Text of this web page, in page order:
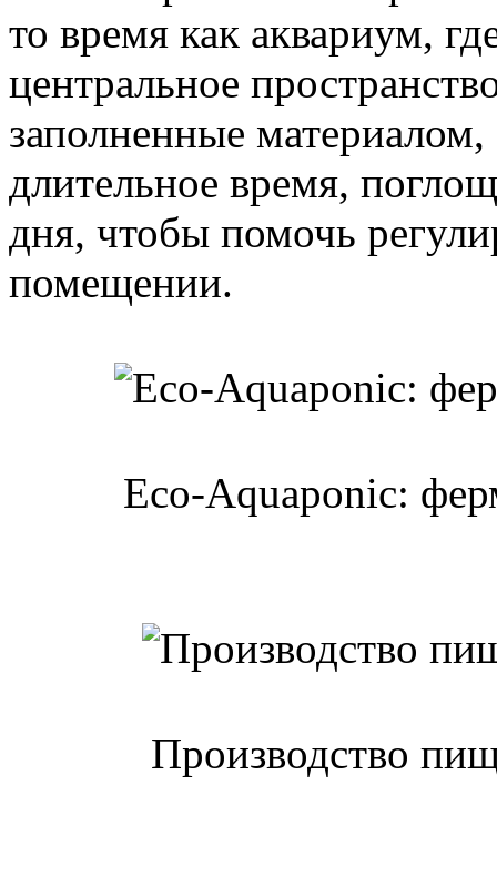
то время как аквариум,
центральное
заполненные
длительное время,
дня, чтобы помочь
помещении.
Eco-Aquaponic:
Производство